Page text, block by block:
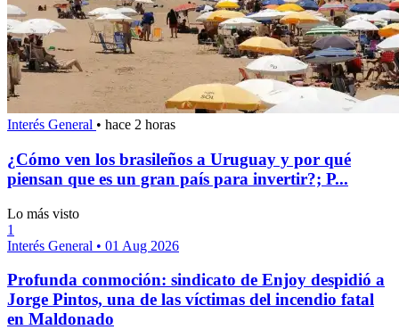
Interés General • hace 2 horas
¿Cómo ven los brasileños a Uruguay y por qué
piensan que es un gran país para invertir?; P...
Lo más visto
1
Interés General • 01 Aug 2026
Profunda conmoción: sindicato de Enjoy despidió a
Jorge Pintos, una de las víctimas del incendio fatal
en Maldonado